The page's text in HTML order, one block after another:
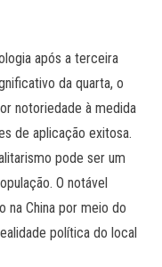
após a terceira
da quarta, o
notoriedade à medida
de aplicação exitosa.
pode ser um
O notável
na China por meio do
política do local